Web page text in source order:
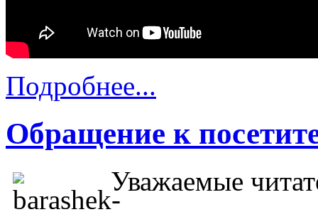
Подробнее...
Обращение к
Уважаемые